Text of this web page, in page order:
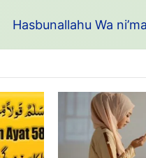
Hasbunallahu Wa